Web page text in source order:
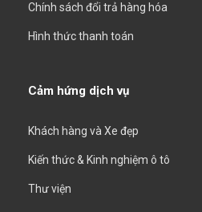
Chính sách đổi trả hàng hóa
Hình thức thanh toán
Cảm hứng dịch vụ
Khách hàng và Xe đẹp
Kiến thức & Kinh nghiệm ô tô
Thư viện